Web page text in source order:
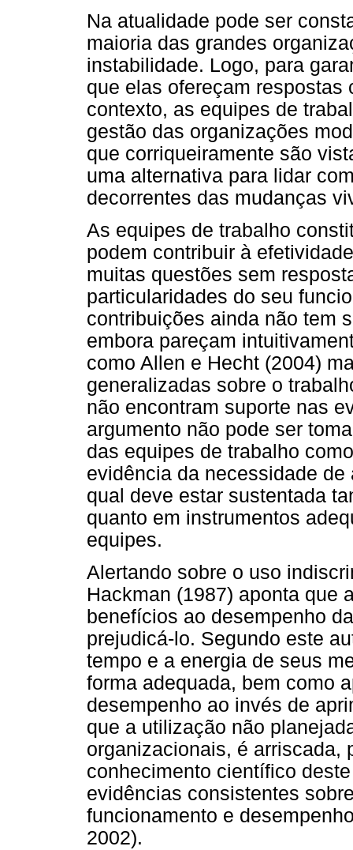
Na atualidade pode ser
maioria das grandes
instabilidade. Logo, para
que elas ofereçam respostas
contexto, as equipes de
gestão das organizações
que corriqueiramente são
uma alternativa para lidar
decorrentes das mudanças
As equipes de trabalho
podem contribuir à
muitas questões sem
particularidades do seu
contribuições ainda não tem
embora pareçam
como Allen e Hecht (2004)
generalizadas sobre o
não encontram suporte nas
argumento não pode ser
das equipes de trabalho
evidência da necessidade
qual deve estar sustentada
quanto em instrumentos
equipes.
Alertando sobre o uso
Hackman (1987) aponta que
benefícios ao desempenho
prejudicá-lo. Segundo este
tempo e a energia de seus
forma adequada, bem como
desempenho ao invés de
que a utilização não
organizacionais, é arriscada,
conhecimento científico
evidências consistentes
funcionamento e
2002).